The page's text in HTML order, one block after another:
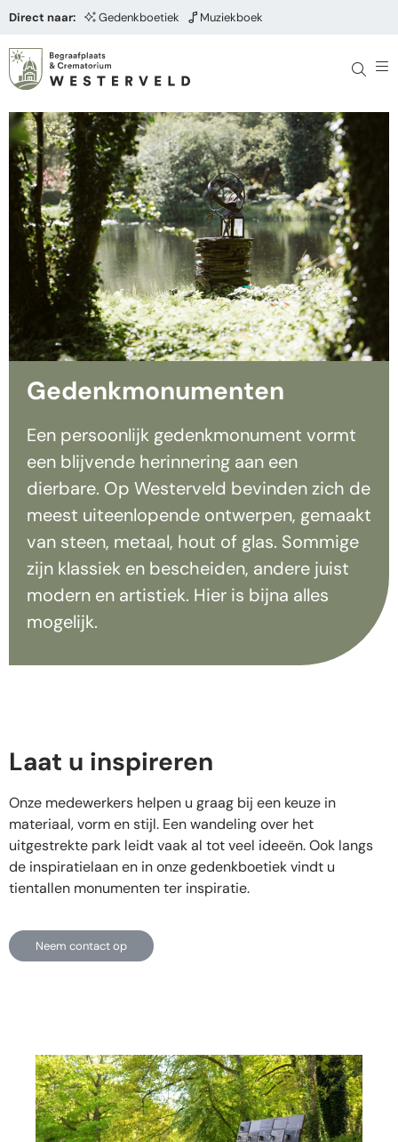
Direct naar: Gedenkboetiek Muziekboek
Gedenkmonumenten
Een persoonlijk gedenkmonument vormt
een blijvende herinnering aan een
dierbare. Op Westerveld bevinden zich de
meest uiteenlopende ontwerpen, gemaakt
van steen, metaal, hout of glas. Sommige
zijn klassiek en bescheiden, andere juist
modern en artistiek. Hier is bijna alles
mogelijk.
Laat u inspireren
Onze medewerkers helpen u graag bij een keuze in
materiaal, vorm en stijl. Een wandeling over het
uitgestrekte park leidt vaak al tot veel ideeën. Ook langs
de inspiratielaan en in onze gedenkboetiek vindt u
tientallen monumenten ter inspiratie.
Neem contact op